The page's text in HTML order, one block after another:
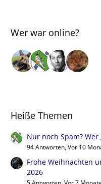
Wer war online?
Heiße Themen
Nur noch Spam?
94 Antworten, Vor 10
Frohe Weihnachten
2026